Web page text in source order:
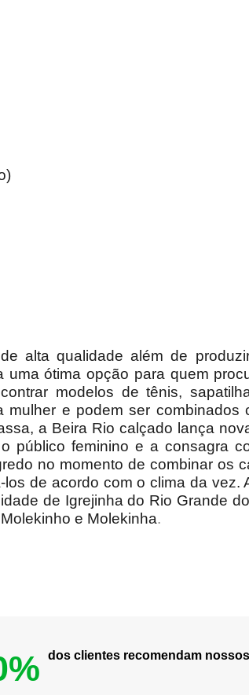
alta qualidade além de
ótima opção para quem
modelos de tênis,
e podem ser combinados
a Beira Rio calçado lança
público feminino e a consagra
no momento de combinar os
de acordo com o clima da vez.
de Igrejinha do Rio Grande
e Molekinha.
dos clientes recomendam